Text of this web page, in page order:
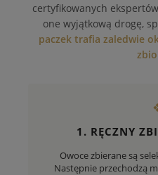
certyfikowanych
one wyjątkową drogę,
paczek trafia zaledwie
1. RĘCZNY
Owoce zbierane są
Następnie przechodzą